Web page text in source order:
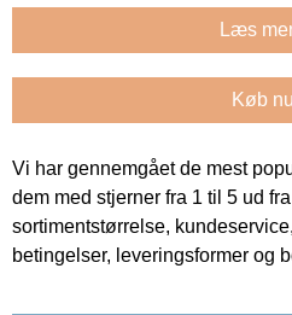
Læs
Køb
Vi har gennemgået de mest
dem med stjerner fra 1 til 5 ud
sortimentstørrelse,
betingelser, leveringsformer og